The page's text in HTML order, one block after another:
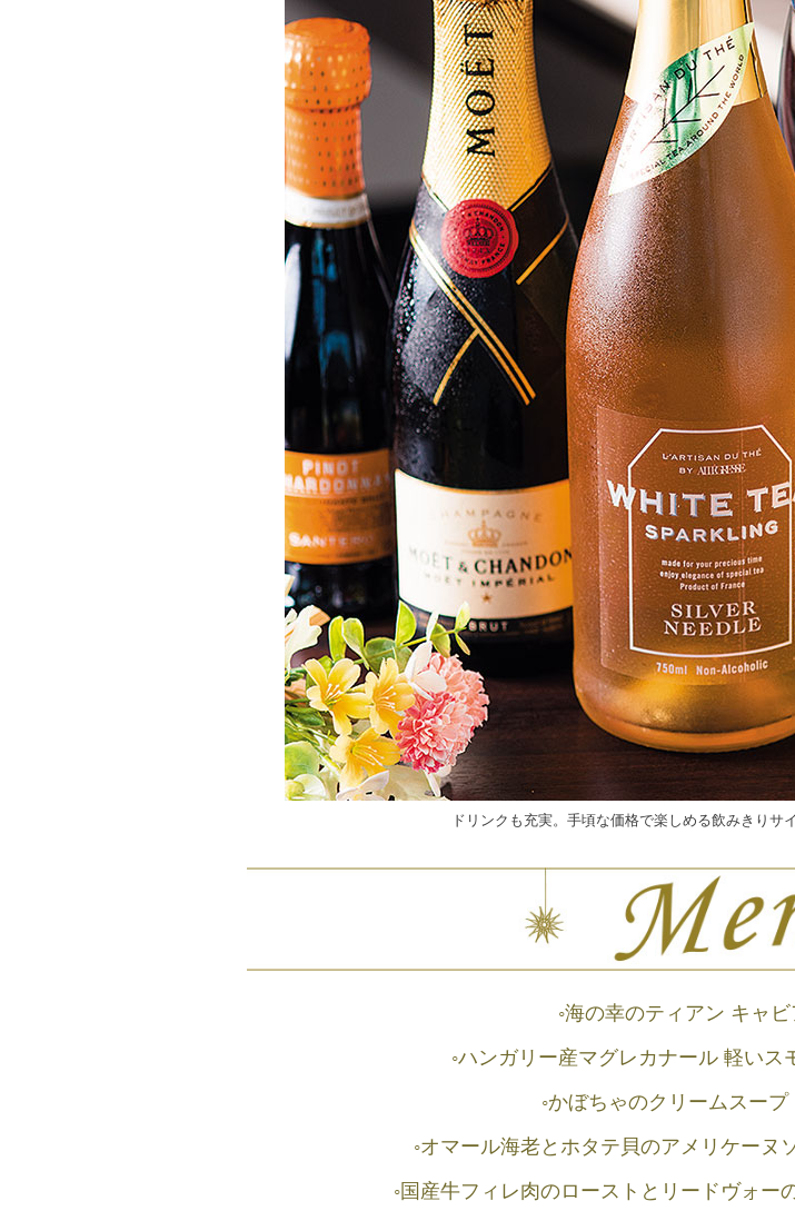
ドリンクも充実。手頃な価格で楽しめる飲みきりサ
◦海の幸のティアン キャ
◦ハンガリー産マグレカナール 軽い
◦かぼちゃのクリームスー
◦オマール海老とホタテ貝のアメリケー
◦国産牛フィレ肉のローストとリードヴォ